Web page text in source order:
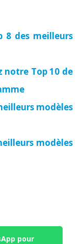
8 des meilleurs
notre Top 10 de
modèles
modèles
pour